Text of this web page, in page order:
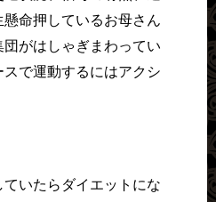
懸命押しているお母さん
がはしゃぎまわってい
で運動するにはアクシ
いたらダイエットにな